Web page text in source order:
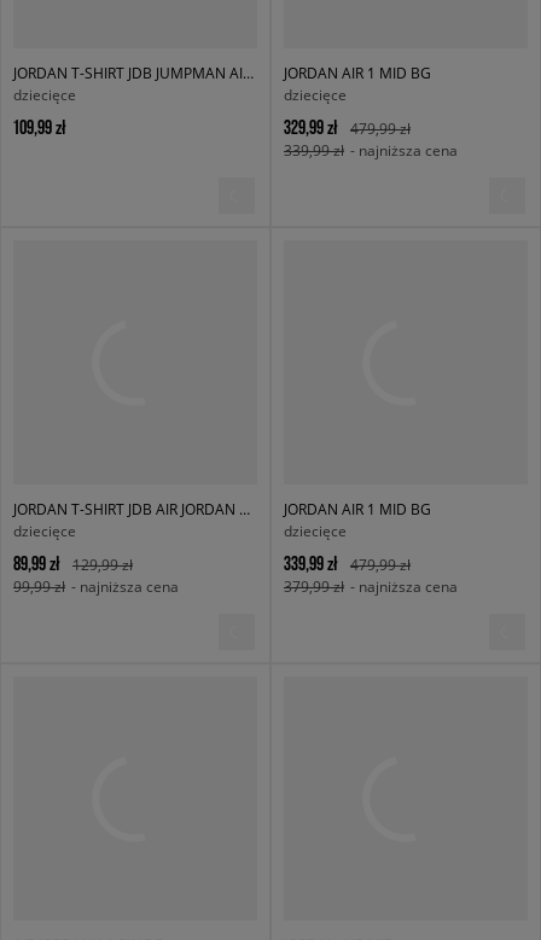
JORDAN T-SHIRT JDB JUMPMAN AIR EMB BOY
dziecięce
109,99 zł
JORDAN AIR 1 MID BG
dziecięce
329,99 zł
479,99 zł
339,99 zł - najniższa cena
JORDAN T-SHIRT JDB AIR JORDAN HAS LANDED SS T BOY
dziecięce
89,99 zł
129,99 zł
99,99 zł - najniższa cena
JORDAN AIR 1 MID BG
dziecięce
339,99 zł
479,99 zł
379,99 zł - najniższa cena